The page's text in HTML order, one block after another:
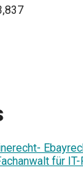
für IT-